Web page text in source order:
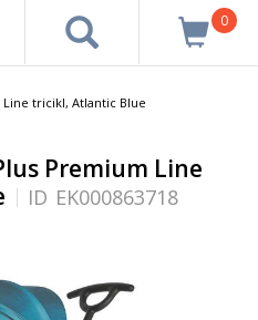
0
tricikl, Atlantic Blue
Premium Line
ID EK000863718